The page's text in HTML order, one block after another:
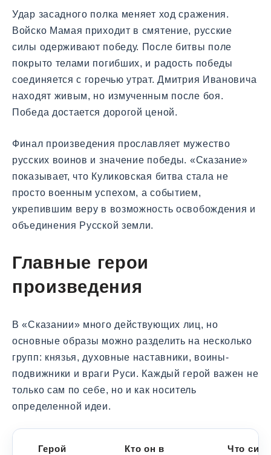
Удар засадного полка меняет ход сражения.
Войско Мамая приходит в смятение, русские
силы одерживают победу. После битвы поле
покрыто телами погибших, и радость победы
соединяется с горечью утрат. Дмитрия Ивановича
находят живым, но измученным после боя.
Победа достается дорогой ценой.
Финал произведения прославляет мужество
русских воинов и значение победы. «Сказание»
показывает, что Куликовская битва стала не
просто военным успехом, а событием,
укрепившим веру в возможность освобождения и
объединения Русской земли.
Главные герои
произведения
В «Сказании» много действующих лиц, но
основные образы можно разделить на несколько
групп: князья, духовные наставники, воины-
подвижники и враги Руси. Каждый герой важен не
только сам по себе, но и как носитель
определенной идеи.
Герой
Кто он в
Что